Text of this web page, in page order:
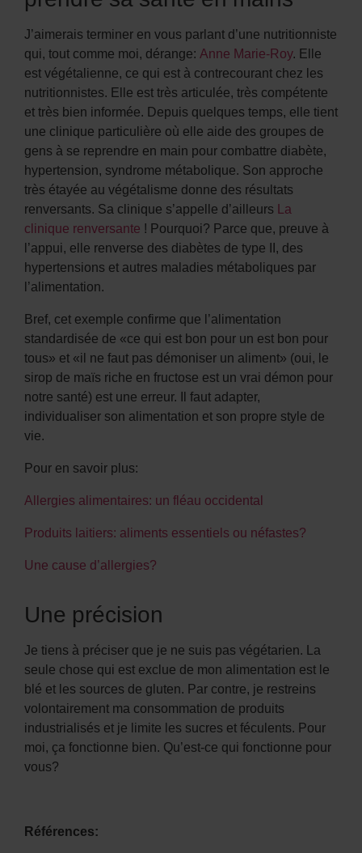
J’aimerais terminer en vous parlant d’une nutritionniste
qui, tout comme moi, dérange: Anne Marie-Roy. Elle
est végétalienne, ce qui est à contrecourant chez les
nutritionnistes. Elle est très articulée, très compétente
et très bien informée. Depuis quelques temps, elle tient
une clinique particulière où elle aide des groupes de
gens à se reprendre en main pour combattre diabète,
hypertension, syndrome métabolique. Son approche
très étayée au végétalisme donne des résultats
renversants. Sa clinique s’appelle d’ailleurs La
clinique renversante ! Pourquoi? Parce que, preuve à
l’appui, elle renverse des diabètes de type II, des
hypertensions et autres maladies métaboliques par
l’alimentation.
Bref, cet exemple confirme que l’alimentation
standardisée de «ce qui est bon pour un est bon pour
tous» et «il ne faut pas démoniser un aliment» (oui, le
sirop de maïs riche en fructose est un vrai démon pour
notre santé) est une erreur. Il faut adapter,
individualiser son alimentation et son propre style de
vie.
Pour en savoir plus:
Allergies alimentaires: un fléau occidental
Produits laitiers: aliments essentiels ou néfastes?
Une cause d’allergies?
Une précision
Je tiens à préciser que je ne suis pas végétarien. La
seule chose qui est exclue de mon alimentation est le
blé et les sources de gluten. Par contre, je restreins
volontairement ma consommation de produits
industrialisés et je limite les sucres et féculents. Pour
moi, ça fonctionne bien. Qu’est-ce qui fonctionne pour
vous?
Références: